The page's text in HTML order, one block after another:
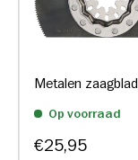
Metalen zaagblad
Op voorraad
€25,95